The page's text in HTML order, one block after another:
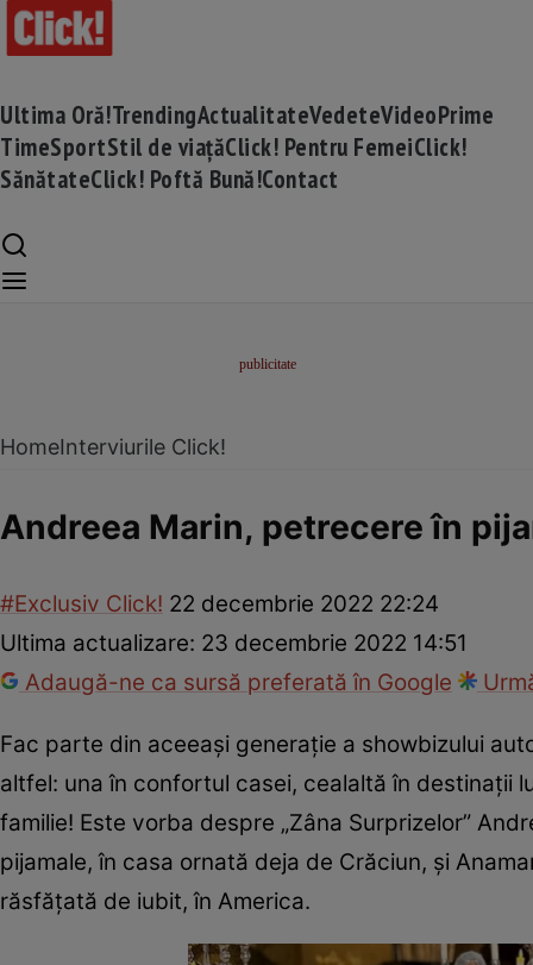
Ultima Oră!TrendingActualitateVedeteVideoPrime
TimeSportStil de viațăClick! Pentru FemeiClick!
SănătateClick! Poftă Bună!Contact
HomeInterviurile Click!
Andreea Marin, petrecere în
#Exclusiv Click! 22 decembrie 2022 22:24
Ultima actualizare: 23 decembrie 2022 14:51
Adaugă-ne ca sursă preferată în Google
Fac parte din aceeaşi generaţie a showbizului
altfel: una în confortul casei, cealaltă în destinaţii
familie! Este vorba despre „Zâna Surprizelor”
pijamale, în casa ornată deja de Crăciun, şi
răsfăţată de iubit, în America.